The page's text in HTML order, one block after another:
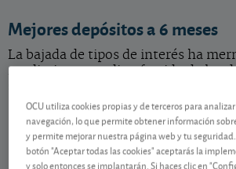
Mejores depósitos a 6 meses
La bajada de tipos de interés ha
rendimiento medio ofrecido de los
Contenido reservado a
OCU utiliza cookies propias y de terceros para
navegación, lo que permite obtener información
y permite mejorar nuestra página web y tu seguridad.
botón "Aceptar todas las cookies" aceptarás la
y solo entonces se implantarán. Si haces clic en